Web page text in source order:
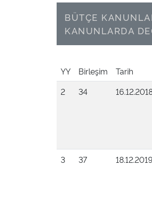
BÜTÇE
KANUNLARDA
YY Birleşim Tarih
2
34
3
37 18.12.2019